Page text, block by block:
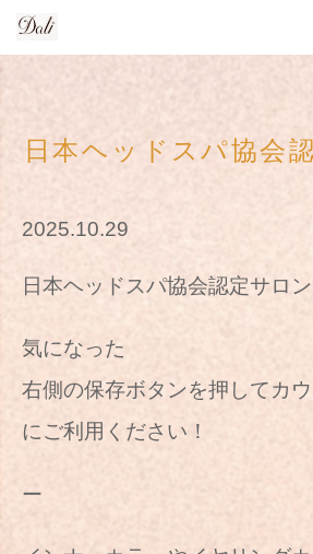
日本ヘッドスパ協会
2025.10.29
日本ヘッドスパ協会認定サロ
気になった
右側の保存ボタンを押してカ
にご利用ください！
ー